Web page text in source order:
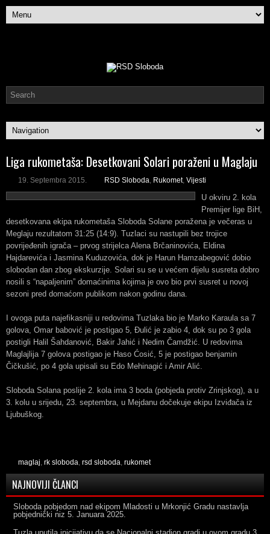
Liga rukometaša: Desetkovani Solari poraženi u Maglaju
19. Septembra 2015. RSD Sloboda, Rukomet, Vijesti
U okviru 2. kola
Premijer lige BiH,
desetkovana ekipa rukometaša Sloboda Solane poražena je večeras u
Meglaju rezultatom 31:25 (14:9). Tuzlaci su nastupili bez trojice
povrijeđenih igrača – prvog strijelca Alena Brčaninovića, Eldina
Hajdarevića i Jasmina Kuduzovića, dok je Harun Hamzabegović dobio
slobodan dan zbog ekskurzije. Solari su se u većem dijelu susreta dobro
nosili s “napaljenim” domaćinima kojima je ovo bio prvi susret u novoj
sezoni pred domaćom publikom nakon godinu dana.
I ovoga puta najefikasniji u redovima Tuzlaka bio je Marko Karaula sa 7
golova, Omar babović je postigao 5, Đulić je zabio 4, dok su po 3 gola
postigli Halil Šahdanović, Bakir Jahić i Nedim Čamdžić. U redovima
Maglajlija 7 golova postigao je Haso Ćosić, 5 je postigao benjamin
Čičkušić, po 4 gola upisali su Edo Mehinagić i Amir Alić.
Sloboda Solana poslije 2. kola ima 3 boda (pobjeda protiv Zrinjskog), a u
3. kolu u srijedu, 23. septembra, u Mejdanu dočekuje ekipu Izviđača iz
Ljubuškog.
maglaj, rk sloboda, rsd sloboda, rukomet
NAJNOVIJI ČLANCI
Sloboda pobjedom nad ekipom Mladosti u Mrkonjić Gradu nastavlja
pobjednički niz 5. Januara 2025.